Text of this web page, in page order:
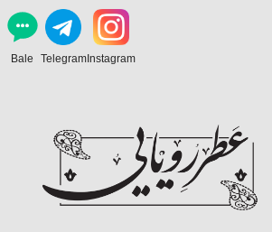
Instagram
Telegram
Bale